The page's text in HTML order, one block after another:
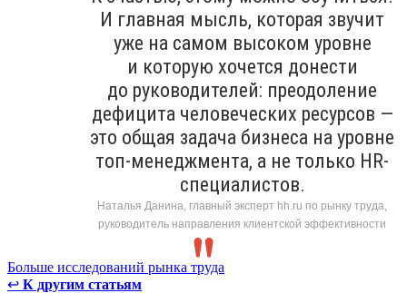
И главная мысль, которая звучит
уже на самом высоком уровне
и которую хочется донести
до руководителей: преодоление
дефицита человеческих ресурсов —
это общая задача бизнеса на уровне
топ-менеджмента, а не только HR-
специалистов.
Наталья Данина, главный эксперт hh.ru по рынку труда,
руководитель направления клиентской эффективности
Больше исследований рынка труда
↩ К другим статьям